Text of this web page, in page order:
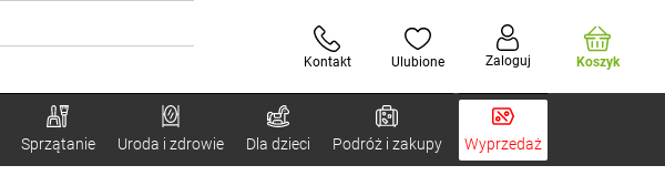
Kontakt Ulubione Zaloguj Koszyk
Sprzątanie Uroda i zdrowie Dla dzieci Podróż i zakupy Wyprzedaż